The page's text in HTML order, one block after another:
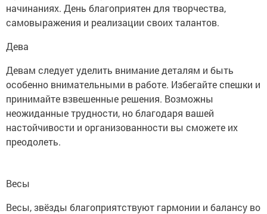
начинаниях. День благоприятен для творчества,
самовыражения и реализации своих талантов.
Дева
Девам следует уделить внимание деталям и быть
особенно внимательными в работе. Избегайте спешки и
принимайте взвешенные решения. Возможны
неожиданные трудности, но благодаря вашей
настойчивости и организованности вы сможете их
преодолеть.
Весы
Весы, звёзды благоприятствуют гармонии и балансу во